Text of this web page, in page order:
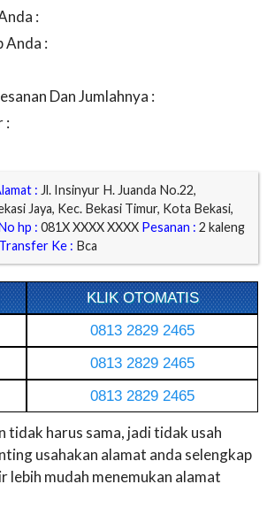
:
Anda :
Dan Jumlahnya :
:
: Jl. Insinyur H. Juanda No.22,
Jaya, Kec. Bekasi Timur, Kota Bekasi,
hp : 081X XXXX XXXX Pesanan : 2 kaleng
Ke : Bca
KLIK OTOMATIS
0813 2829 2465
0813 2829 2465
0813 2829 2465
tidak harus sama, jadi tidak usah
usahakan alamat anda selengkap
lebih mudah menemukan alamat